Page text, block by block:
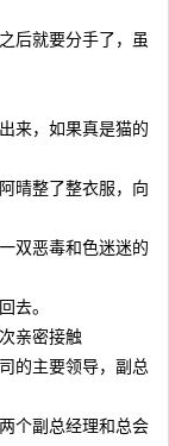
后就要分手了，虽
来，如果真是猫的
晴整了整衣服，向
双恶毒和色迷迷的
去。
接触
的主要领导，副总
个副总经理和总会